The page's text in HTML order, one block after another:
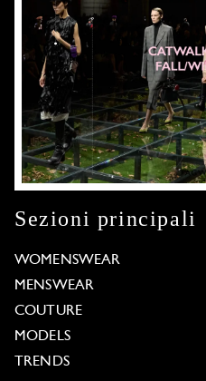
Sezioni principali
WOMENSWEAR
MENSWEAR
COUTURE
MODELS
TRENDS